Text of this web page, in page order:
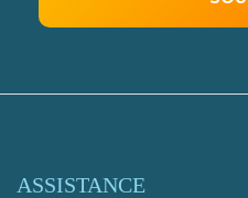
ASSISTANCE